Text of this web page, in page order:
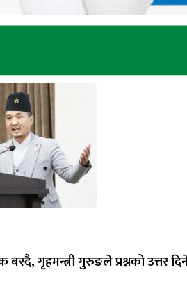
गृहमन्त्री गुरुङले प्रश्नको उत्तर